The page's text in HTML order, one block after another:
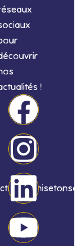
!
F
a
c
e
b
I
n
s
t
a
L
i
n
k
e
Y
o
u
t
u